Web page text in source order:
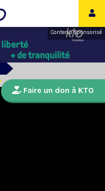
Contenu sponsorisé
Faire un don à KTO